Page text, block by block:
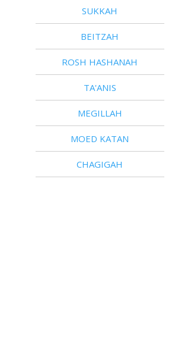
SUKKAH
BEITZAH
ROSH HASHANAH
TA'ANIS
MEGILLAH
MOED KATAN
CHAGIGAH